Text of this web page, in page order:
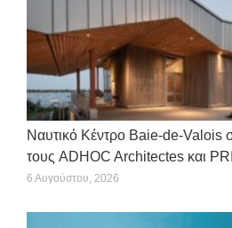
Ναυτικό Κέντρο Baie-de-
τους ADHOC Architectes και
6 Αυγούστου, 2026